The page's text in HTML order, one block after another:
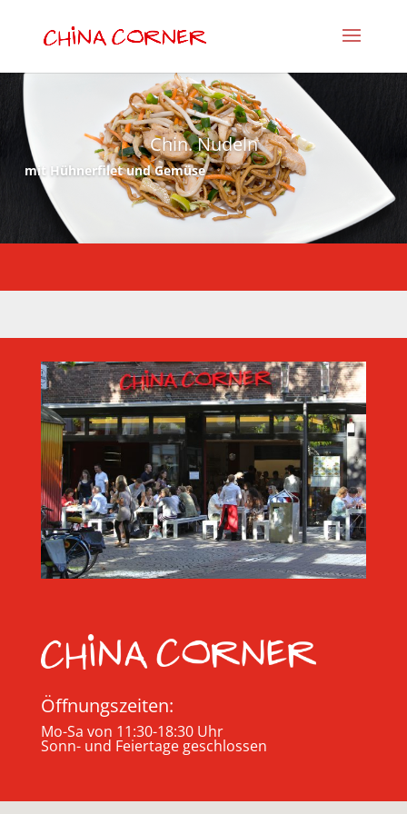
Chin. Nudeln
mit Hühnerfilet und Gemüse
Öffnungszeiten:
Mo-Sa von 11:30-18:30 Uhr
Sonn- und Feiertage geschlossen